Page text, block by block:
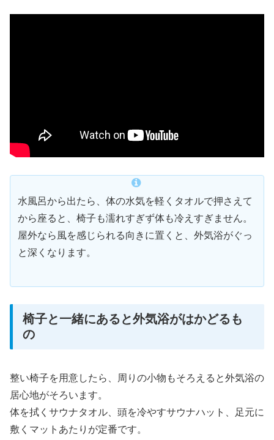
水風呂から出たら、体の水気を軽くタオルで押さえて
から座ると、椅子も濡れすぎず体も冷えすぎません。
屋外なら風を感じられる向きに置くと、外気浴がぐっ
と深くなります。
椅子と一緒にあると外気浴がはかどるも
の
整い椅子を用意したら、周りの小物もそろえると外気浴の
居心地がそろいます。
体を拭くサウナタオル、頭を冷やすサウナハット、足元に
敷くマットあたりが定番です。